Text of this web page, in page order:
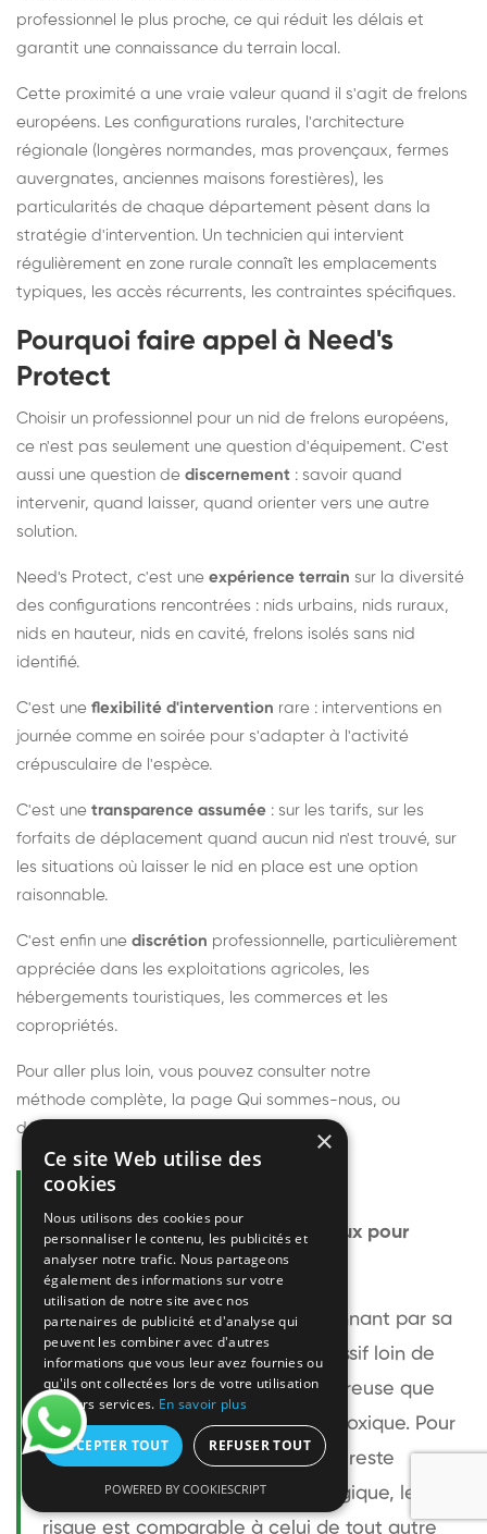
professionnel le plus proche, ce qui réduit les délais et
garantit une connaissance du terrain local.
Cette proximité a une vraie valeur quand il s'agit de frelons
européens. Les configurations rurales, l'architecture
régionale (longères normandes, mas provençaux, fermes
auvergnates, anciennes maisons forestières), les
particularités de chaque département pèsent dans la
stratégie d'intervention. Un technicien qui intervient
régulièrement en zone rurale connaît les emplacements
typiques, les accès récurrents, les contraintes spécifiques.
Pourquoi faire appel à Need's
Protect
Choisir un professionnel pour un nid de frelons européens,
ce n'est pas seulement une question d'équipement. C'est
aussi une question de discernement : savoir quand
intervenir, quand laisser, quand orienter vers une autre
solution.
Need's Protect, c'est une expérience terrain sur la diversité
des configurations rencontrées : nids urbains, nids ruraux,
nids en hauteur, nids en cavité, frelons isolés sans nid
identifié.
C'est une flexibilité d'intervention rare : interventions en
journée comme en soirée pour s'adapter à l'activité
crépusculaire de l'espèce.
C'est une transparence assumée : sur les tarifs, sur les
forfaits de déplacement quand aucun nid n'est trouvé, sur
les situations où laisser le nid en place est une option
raisonnable.
C'est enfin une discrétion professionnelle, particulièrement
appréciée dans les exploitations agricoles, les
hébergements touristiques, les commerces et les
copropriétés.
Pour aller plus loin, vous pouvez consulter notre
méthode complète, la page Qui sommes-nous, ou
découvrir
Questions fréquentes
Le frelon européen est-il dangereux pour
l'homme ?
Le frelon européen est impressionnant par sa
taille mais relativement peu agressif loin de
son nid. Sa piqûre est plus douloureuse que
celle d'une guêpe sans être plus toxique. Pour
une personne non allergique, elle reste
bénigne. Pour une personne allergique, le
risque est comparable à celui de tout autre
×
Ce site Web utilise des
cookies
Nous utilisons des cookies pour
personnaliser le contenu, les publicités et
analyser notre trafic. Nous partageons
également des informations sur votre
utilisation de notre site avec nos
partenaires de publicité et d'analyse qui
peuvent les combiner avec d'autres
informations que vous leur avez fournies ou
qu'ils ont collectées lors de votre utilisation
de leurs services. En savoir plus
ACCEPTER TOUT REFUSER TOUT
POWERED BY COOKIESCRIPT